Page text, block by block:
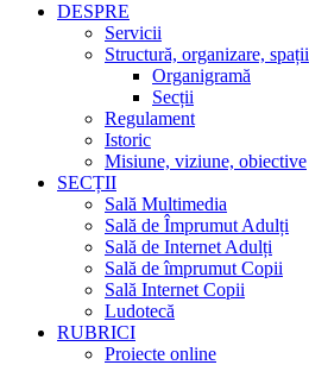
DESPRE
Servicii
Structură, organizare, spații
Organigramă
Secții
Regulament
Istoric
Misiune, viziune, obiective
SECȚII
Sală Multimedia
Sală de Împrumut Adulți
Sală de Internet Adulți
Sală de împrumut Copii
Sală Internet Copii
Ludotecă
RUBRICI
Proiecte online